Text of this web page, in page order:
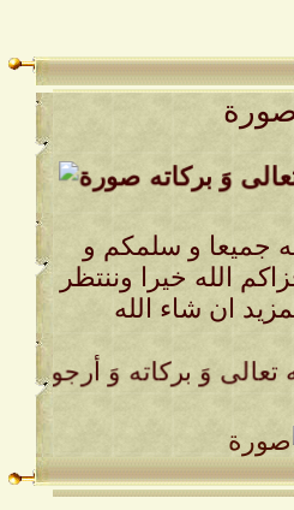
وَ بركاته
جميعا و سلمكم و
الله خيرا وننتظر
ان شاء الله
وَ بركاته وَ أرجو من